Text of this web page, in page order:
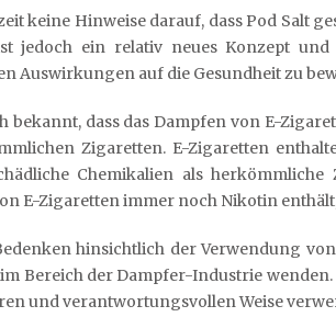
keine Hinweise darauf, dass Pod Salt
jedoch ein relativ neues Konzept
Auswirkungen auf die Gesundheit zu
bekannt, dass das Dampfen von E-
Zigaretten. E-Zigaretten
Chemikalien als
E-Zigaretten immer noch Nikotin
hinsichtlich der Verwendung
Bereich der Dampfer-Industrie
und verantwortungsvollen Weise